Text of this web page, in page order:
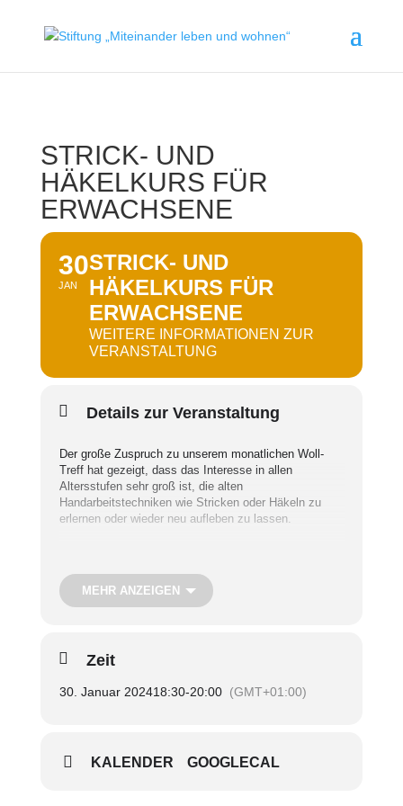
STRICK- UND
HÄKELKURS FÜR
ERWACHSENE
30
JAN
STRICK- UND
HÄKELKURS FÜR
ERWACHSENE
WEITERE INFORMATIONEN ZUR
VERANSTALTUNG
Details zur Veranstaltung
Der große Zuspruch zu unserem monatlichen Woll-
Treff hat gezeigt, dass das Interesse in allen
Altersstufen sehr groß ist, die alten
Handarbeitstechniken wie Stricken oder Häkeln zu
erlernen oder wieder neu aufleben zu lassen.
Expertin fürs Stricken und Häkeln, sondern auch eine
sehr gute und geduldige Lehrerin!
Wenn Sie also das Stricken oder Häkeln ganz neu
lernen wollen oder Unterstützung bei bestimmten
Techniken oder Projekten benötigen, dann sind Sie
Der Kurs trifft sich an insgesamt 10 Terminen im
Abstand von je zwei Wochen im SieNa.
MEHR ANZEIGEN
Zeit
30. Januar 202418:30-20:00 (GMT+01:00)
KALENDER GOOGLECAL